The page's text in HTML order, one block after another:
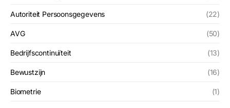
Autoriteit Persoonsgegevens (22)
AVG (50)
Bedrijfscontinuïteit (13)
Bewustzijn (16)
Biometrie (1)